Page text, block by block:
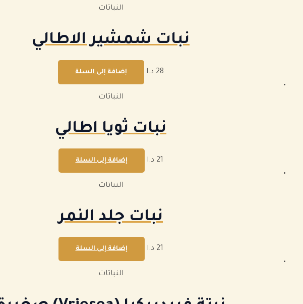
النباتات
نبات شمشير الاطالي
28 د.ا إضافة إلى السلة
النباتات
نبات ثويا اطالي
21 د.ا إضافة إلى السلة
النباتات
نبات جلد النمر
21 د.ا إضافة إلى السلة
النباتات